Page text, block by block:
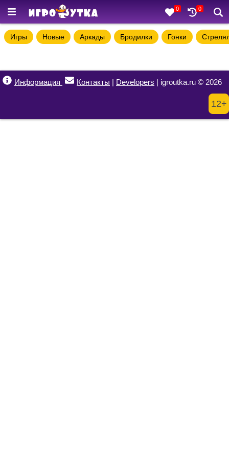
0 0
Игры Новые Аркады Бродилки Гонки
Информация Контакты | Developers | igroutka.ru © 2026
12+